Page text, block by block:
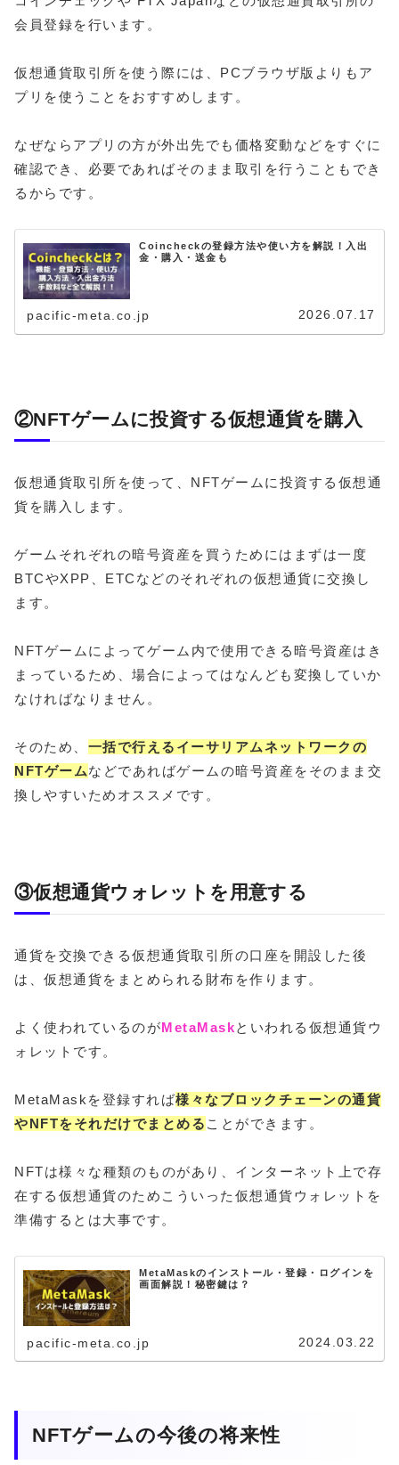
会員登録を行います。
仮想通貨取引所を使う際には、PCブラウザ版よりもア
プリを使うことをおすすめします。
なぜならアプリの方が外出先でも価格変動などをすぐに
確認でき、必要であればそのまま取引を行うこともでき
るからです。
Coincheckの登録方法や使い方を解説！入出
金・購入・送金も
pacific-meta.co.jp 2026.07.17
②NFTゲームに投資する仮想通貨を購入
仮想通貨取引所を使って、NFTゲームに投資する仮想通
貨を購入します。
ゲームそれぞれの暗号資産を買うためにはまずは一度
BTCやXPP、ETCなどのそれぞれの仮想通貨に交換し
ます。
NFTゲームによってゲーム内で使用できる暗号資産はき
まっているため、場合によってはなんども変換していか
なければなりません。
そのため、 一括で行えるイーサリアムネットワークの
NFTゲームなどであればゲームの暗号資産をそのまま交
換しやすいためオススメです。
③仮想通貨ウォレットを用意する
通貨を交換できる仮想通貨取引所の口座を開設した後
は、仮想通貨をまとめられる財布を作ります。
よく使われているのがMetaMaskといわれる仮想通貨ウ
ォレットです。
MetaMaskを登録すれば様々なブロックチェーンの通貨
やNFTをそれだけでまとめる ことができます。
NFTは様々な種類のものがあり、インターネット上で存
在する仮想通貨のためこういった仮想通貨ウォレットを
準備するとは大事です。
MetaMaskのインストール・登録・ログインを
画面解説！秘密鍵は？
pacific-meta.co.jp 2024.03.22
NFTゲームの今後の将来性